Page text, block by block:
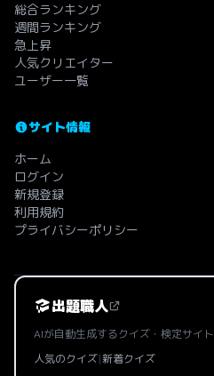
総合ランキング
週間ランキング
急上昇
人気クリエイター
ユーザー一覧
サイト情報
ホーム
ログイン
新規登録
利用規約
プライバシーポリシー
出題職人
AIが自動生成するクイズ・検定サイト
人気のクイズ|新着クイズ